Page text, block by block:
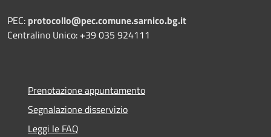
PEC: protocollo@pec.comune.sarnico.bg.it
Centralino Unico: +39 035 924111
Prenotazione appuntamento
Segnalazione disservizio
Leggi le FAQ